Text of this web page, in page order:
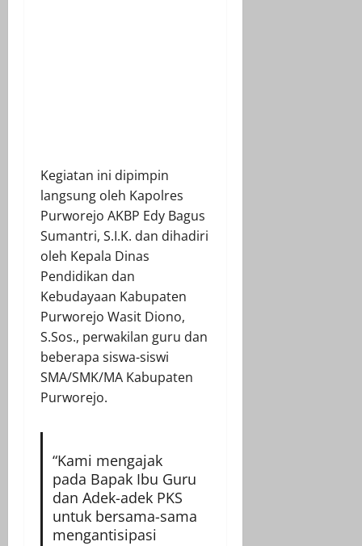
Kegiatan ini dipimpin
langsung oleh Kapolres
Purworejo AKBP Edy Bagus
Sumantri, S.I.K. dan dihadiri
oleh Kepala Dinas
Pendidikan dan
Kebudayaan Kabupaten
Purworejo Wasit Diono,
S.Sos., perwakilan guru dan
beberapa siswa-siswi
SMA/SMK/MA Kabupaten
Purworejo.
“Kami mengajak
pada Bapak Ibu Guru
dan Adek-adek PKS
untuk bersama-sama
mengantisipasi